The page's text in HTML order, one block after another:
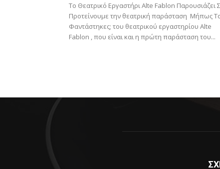
Το Θεατρικό Εργαστήρι Alte Fablon Παρουσιάζει
Προτείνουμε την θεατρική παράσταση Μήπως
Φαντάστηκες; του θεατρικού εργαστηρίου Alte
Fablon , που είναι και η πρώτη παράσταση του...